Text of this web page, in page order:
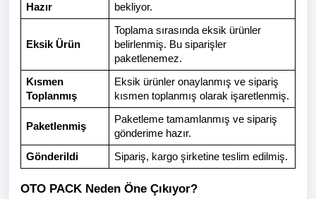
Hazır
bekliyor.
Eksik Ürün
Toplama sırasında eksik ürünler
belirlenmiş. Bu siparişler
paketlenemez.
Kısmen
Toplanmış
Eksik ürünler onaylanmış ve sipariş
kısmen toplanmış olarak işaretlenmiş.
Paketlenmiş
Paketleme tamamlanmış ve sipariş
gönderime hazır.
Gönderildi Sipariş, kargo şirketine teslim edilmiş.
OTO PACK Neden Öne Çıkıyor?